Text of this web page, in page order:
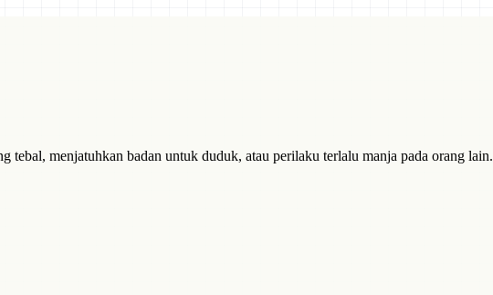
tebal, menjatuhkan badan untuk duduk, atau perilaku terlalu manja pada orang lain.